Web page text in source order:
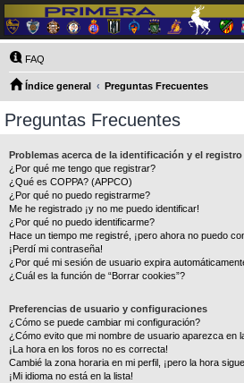
FAQ
Índice general Preguntas Frecuentes
Preguntas Frecuentes
Problemas acerca de la identificación y el registro
¿Por qué me tengo que registrar?
¿Qué es COPPA? (APPCO)
¿Por qué no puedo registrarme?
Me he registrado ¡y no me puedo identificar!
¿Por qué no puedo identificarme?
Hace un tiempo me registré, ¡pero ahora no puedo
¡Perdí mi contraseña!
¿Por qué mi sesión de usuario expira
¿Cuál es la función de “Borrar cookies”?
Preferencias de usuario y configuraciones
¿Cómo se puede cambiar mi configuración?
¿Cómo evito que mi nombre de usuario aparezca en
¡La hora en los foros no es correcta!
Cambié la zona horaria en mi perfil, ¡pero la hora
¡Mi idioma no está en la lista!